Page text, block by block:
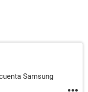
Samsung